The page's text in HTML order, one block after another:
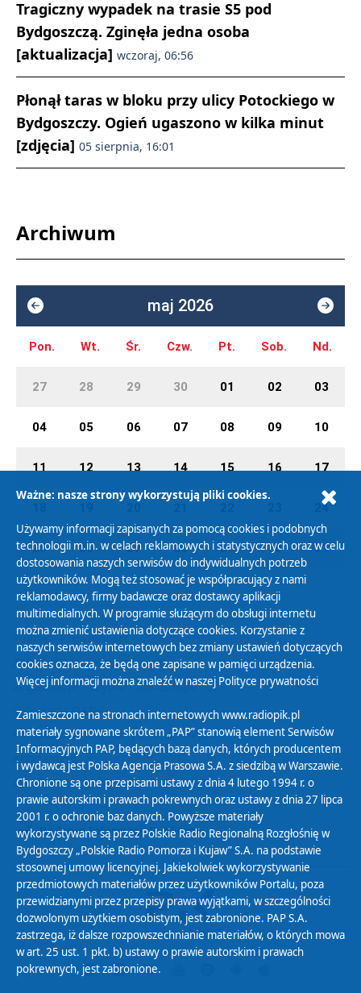
Tragiczny wypadek na trasie S5 pod
Bydgoszczą. Zginęła jedna osoba
[aktualizacja] wczoraj, 06:56
Płonął taras w bloku przy ulicy Potockiego w
Bydgoszczy. Ogień ugaszono w kilka minut
[zdjęcia] 05 sierpnia, 16:01
Archiwum
maj 2026
Pon. Wt. Śr. Czw. Pt. Sob. Nd.
27 28 29 30 01 02 03
04 05 06 07 08 09 10
11 12 13 14 15 16 17
24
25 26 27 28 29 30 31
Polityka Prywatności
Zasady korzystania z Serwisu
Organizacje Pożytku Publicznego
Cyfryzacja DAB+
Polityka ochrony danych osobowych
Abonament
Zamówienia publiczne
Biuletyn Informacji Publicznej
Ważne: nasze strony wykorzystują pliki cookies.
Używamy informacji zapisanych za pomocą cookies i podobnych
technologii m.in. w celach reklamowych i statystycznych oraz w celu
dostosowania naszych serwisów do indywidualnych potrzeb
użytkowników. Mogą też stosować je współpracujący z nami
reklamodawcy, firmy badawcze oraz dostawcy aplikacji
multimedialnych. W programie służącym do obsługi internetu
można zmienić ustawienia dotyczące cookies. Korzystanie z
naszych serwisów internetowych bez zmiany ustawień dotyczących
cookies oznacza, że będą one zapisane w pamięci urządzenia.
Więcej informacji można znaleźć w naszej Polityce prywatności
Zamieszczone na stronach internetowych www.radiopik.pl
materiały sygnowane skrótem „PAP” stanowią element Serwisów
Informacyjnych PAP, będących bazą danych, których producentem
i wydawcą jest Polska Agencja Prasowa S.A. z siedzibą w Warszawie.
Chronione są one przepisami ustawy z dnia 4 lutego 1994 r. o
prawie autorskim i prawach pokrewnych oraz ustawy z dnia 27 lipca
2001 r. o ochronie baz danych. Powyższe materiały
wykorzystywane są przez Polskie Radio Regionalną Rozgłośnię w
Bydgoszczy „Polskie Radio Pomorza i Kujaw” S.A. na podstawie
stosownej umowy licencyjnej. Jakiekolwiek wykorzystywanie
przedmiotowych materiałów przez użytkowników Portalu, poza
przewidzianymi przez przepisy prawa wyjątkami, w szczególności
dozwolonym użytkiem osobistym, jest zabronione. PAP S.A.
zastrzega, iż dalsze rozpowszechnianie materiałów, o których mowa
w art. 25 ust. 1 pkt. b) ustawy o prawie autorskim i prawach
pokrewnych, jest zabronione.